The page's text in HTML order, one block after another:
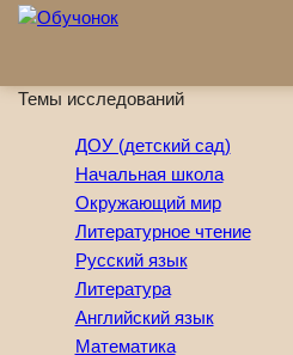
Перейти к основному содержанию
Темы исследований
ДОУ (детский сад)
Начальная школа
Окружающий мир
Литературное чтение
Русский язык
Литература
Английский язык
Математика